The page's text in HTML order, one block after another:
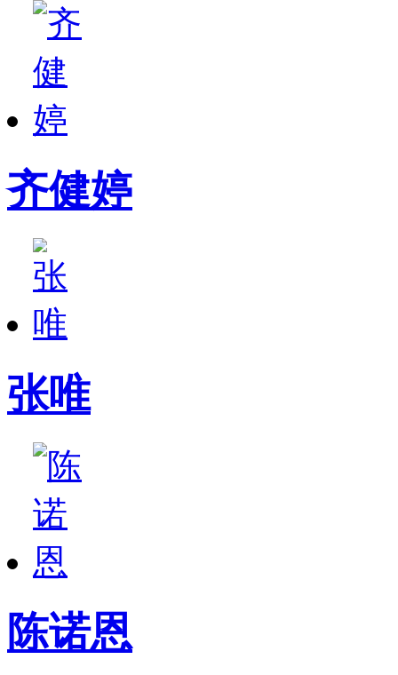
齐健婷
张唯
陈诺恩